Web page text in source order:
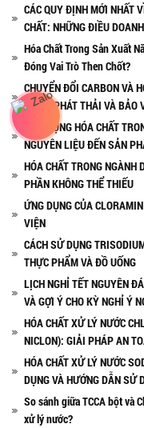
CÁC QUY ĐỊNH MỚI NHẤT
CHẤT: NHỮNG ĐIỀU
Hóa Chất Trong Sản Xuất
Đóng Vai Trò Then Chốt?
CHUYỂN ĐỔI CARBON VÀ
THIỂU PHÁT THẢI VÀ BẢO
ỨNG DỤNG HÓA CHẤT
NGUYÊN LIỆU ĐẾN SẢN
HÓA CHẤT TRONG
PHẦN KHÔNG THỂ THIẾU
ỨNG DỤNG CỦA
VIỆN
CÁCH SỬ DỤNG
THỰC PHẨM VÀ ĐỒ UỐNG
LỊCH NGHỈ TẾT NGUYÊN
VÀ GỢI Ý CHO KỲ NGHỈ Ý
HÓA CHẤT XỬ LÝ NƯỚC
NICLON): GIẢI PHÁP AN
HÓA CHẤT XỬ LÝ NƯỚC
DỤNG VÀ HƯỚNG DẪN SỬ
So sánh giữa TCCA bột và
xử lý nước?